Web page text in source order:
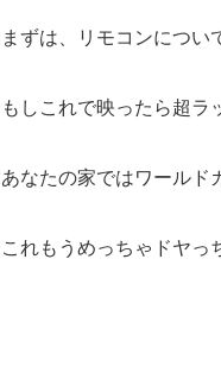
まずは、リモコンについ
もしこれで映ったら超ラ
あなたの家ではワールド
これもうめっちゃドヤっ